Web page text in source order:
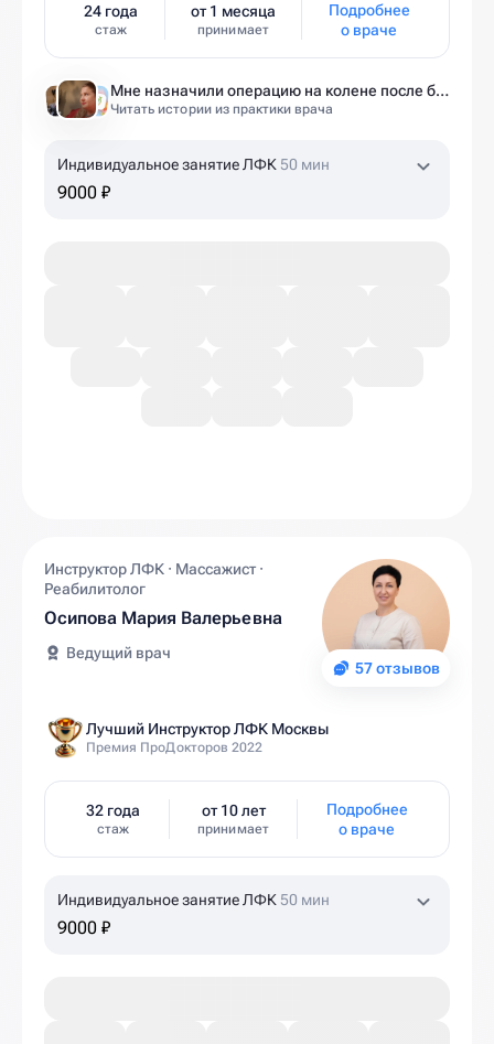
24 года
стаж
от 1 месяца
принимает
Подробнее
о враче
Мне назначили операцию на колене после беременности. Оказалось — это было ошибкой
Читать истории из практики врача
Индивидуальное занятие ЛФК 50 мин
9000 ₽
57 отзывов
Инструктор ЛФК · Массажист ·
Реабилитолог
Осипова Мария Валерьевна
Ведущий врач
Лучший Инструктор ЛФК Москвы
Премия ПроДокторов 2022
32 года
стаж
от 10 лет
принимает
Подробнее
о враче
Индивидуальное занятие ЛФК 50 мин
9000 ₽